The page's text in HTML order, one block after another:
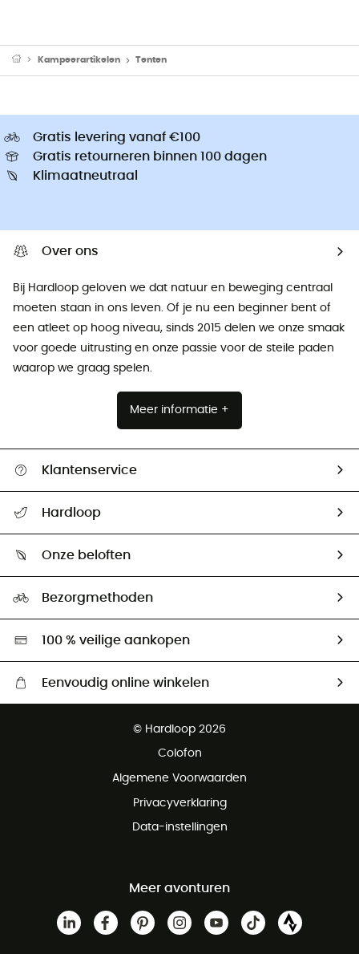
Kampeerartikelen Tenten
Gratis levering vanaf €100
Gratis retourneren binnen 100 dagen
Klimaatneutraal
Over ons
Bij Hardloop geloven we dat natuur en beweging centraal
moeten staan ​​in ons leven. Of je nu een beginner bent of
een atleet op hoog niveau, sinds 2015 delen we onze smaak
voor goede uitrusting en onze passie voor de steile paden
waarop we graag spelen.
Meer informatie +
Klantenservice
Mijn zending volgen
Retourzendingen & Terugbetalingen
Hardloop
Ambassadeurs
Onze beloften
Hardgreen
Bezorgmethoden
100 % veilige aankopen
Eenvoudig online winkelen
Gratis retourneren binnen 100 dagen
© Hardloop 2026
Colofon
Algemene Voorwaarden
Privacyverklaring
Data-instellingen
Meer avonturen